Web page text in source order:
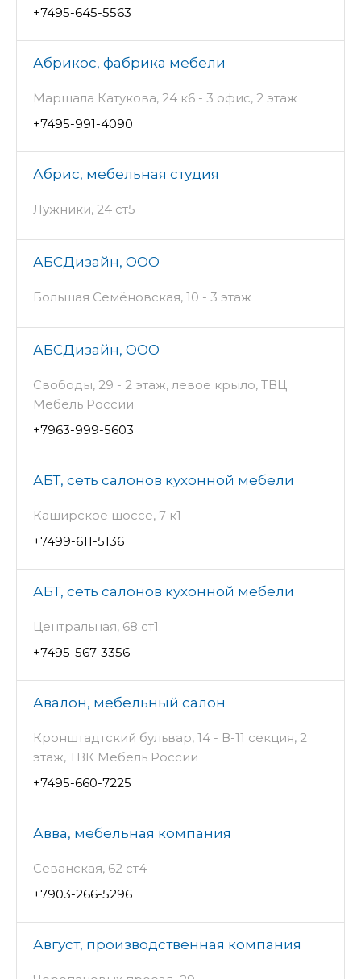
+7495-645-5563
Абрикос, фабрика мебели
Маршала Катукова, 24 к6 - 3 офис, 2 этаж
+7495-991-4090
Абрис, мебельная студия
Лужники, 24 ст5
АБСДизайн, ООО
Большая Семёновская, 10 - 3 этаж
АБСДизайн, ООО
Свободы, 29 - 2 этаж, левое крыло, ТВЦ
Мебель России
+7963-999-5603
АБТ, сеть салонов кухонной мебели
Каширское шоссе, 7 к1
+7499-611-5136
АБТ, сеть салонов кухонной мебели
Центральная, 68 ст1
+7495-567-3356
Авалон, мебельный салон
Кронштадтский бульвар, 14 - В-11 секция, 2
этаж, ТВК Мебель России
+7495-660-7225
Авва, мебельная компания
Севанская, 62 ст4
+7903-266-5296
Август, производственная компания